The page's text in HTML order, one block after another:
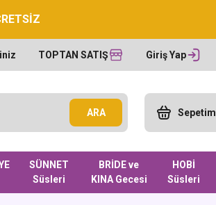
TOPTAN SATIŞ Giriş Yap
ARA Sepetim
SÜNNET
Süsleri
BRİDE ve
KINA Gecesi
HOBİ
Süsleri